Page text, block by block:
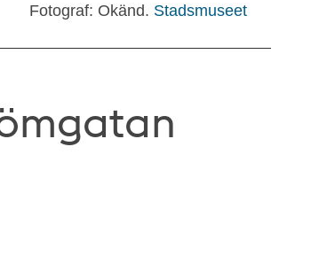
Fotograf: Okänd. Stadsmuseet